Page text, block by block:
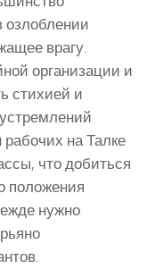
озлоблении
врагу.
организации и
стихией и
рабочих на Талке
что добиться
положения
нужно